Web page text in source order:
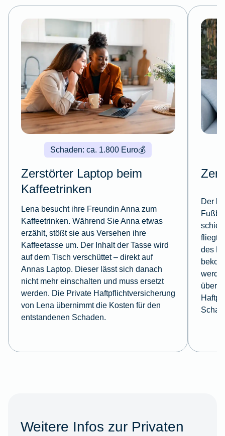
💰
Schaden: ca. 1.800 Euro
Zerstörter Laptop beim
Kaffeetrinken
Lena besucht ihre Freundin Anna zum
Kaffeetrinken. Während Sie Anna etwas
erzählt, stößt sie aus Versehen ihre
Kaffeetasse um. Der Inhalt der Tasse wird
auf dem Tisch verschüttet – direkt auf
Annas Laptop. Dieser lässt sich danach
nicht mehr einschalten und muss ersetzt
werden. Die Private Haftpflichtversicherung
von Lena übernimmt die Kosten für den
entstandenen Schaden.
Der
fliegt
des
Weitere Infos zur Privaten